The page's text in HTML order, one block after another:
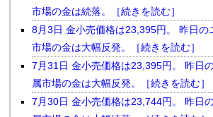
市場の金は続落。［続きを読む］
8月3日 金小売価格は23,395円。 昨日の
市場の金は大幅反発。［続きを読む］
7月31日 金小売価格は23,395円。 昨日
属市場の金は大幅反発。［続きを読む］
7月30日 金小売価格は23,744円。 昨日